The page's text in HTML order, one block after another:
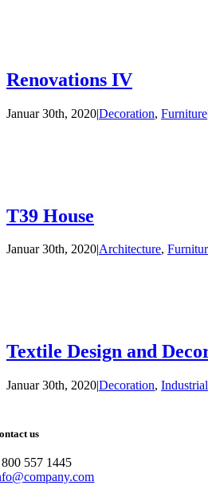
Renovations IV
Januar 30th, 2020|Decoration, Furniture
T39 House
Januar 30th, 2020|Architecture,
Textile Design and
Januar 30th, 2020|Decoration, Industrial
us
557 1445